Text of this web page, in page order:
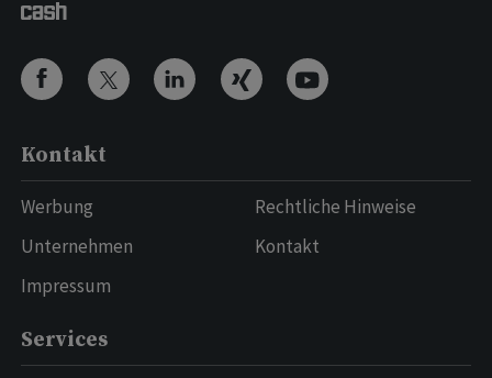
Kontakt
Werbung
Unternehmen
Impressum
Rechtliche Hinweise
Kontakt
Services